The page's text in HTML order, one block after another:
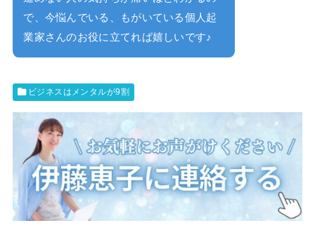
で、今悩んでいる、もがいている個人起
業家さんのお役に立てれば嬉しいです♪
ビジネスはメンタルが9割